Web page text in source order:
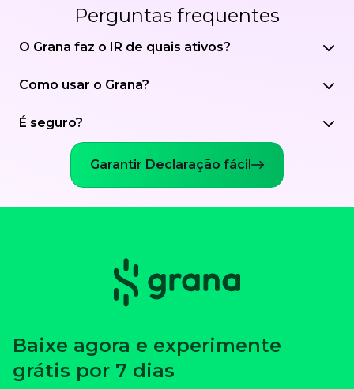
Perguntas frequentes
O Grana faz o IR de quais ativos?
Como usar o Grana?
É seguro?
Garantir Declaração fácil
Baixe agora e experimente
grátis por 7 dias